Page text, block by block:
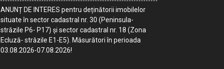
ANUNȚ DE INTERES pentru deținătorii imobilelor
situate în sector cadastral nr. 30 (Peninsula-
străzile P6- P17) și sector cadastral nr. 18 (Zona
Ecluză- străzile E1-E5). Măsurători în perioada
03.08.2026-07.08.2026!